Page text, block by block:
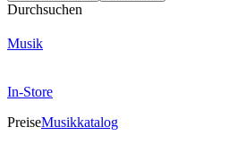
Durchsuchen
Musik
In-Store
PreiseMusikkatalog